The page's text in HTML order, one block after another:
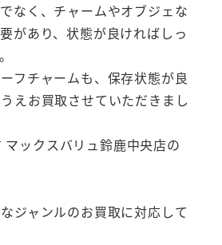
なく、チャームやオブジェな
があり、状態が良ければしっ
フチャームも、保存状態が良
えお買取させていただきまし
マックスバリュ鈴鹿中央店の
ジャンルのお買取に対応して